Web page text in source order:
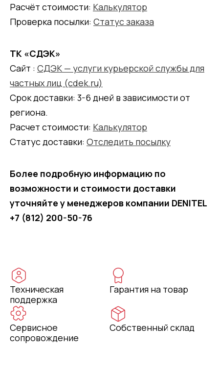
Расчёт стоимости: Калькулятор
Проверка посылки: Статус заказа
ТК «СДЭК»
Сайт : СДЭК — услуги курьерской службы для
частных лиц (cdek.ru)
Срок доставки: 3-6 дней в зависимости от
региона.
Расчет стоимости: Калькулятор
Статус доставки: Отследить посылку
Более подробную информацию по
возможности и стоимости доставки
уточняйте у менеджеров компании DENITEL
+7 (812) 200-50-76
Техническая
поддержка
Гарантия на товар
Сервисное
сопровождение
Собственный склад